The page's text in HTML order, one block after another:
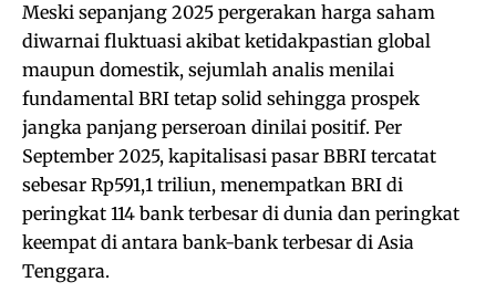
Meski sepanjang 2025 pergerakan harga saham
diwarnai fluktuasi akibat ketidakpastian global
maupun domestik, sejumlah analis menilai
fundamental BRI tetap solid sehingga prospek
jangka panjang perseroan dinilai positif. Per
September 2025, kapitalisasi pasar BBRI tercatat
sebesar Rp591,1 triliun, menempatkan BRI di
peringkat 114 bank terbesar di dunia dan peringkat
keempat di antara bank-bank terbesar di Asia
Tenggara.